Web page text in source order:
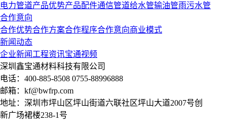
电力管道产品优势产品配件通信管道给水管输油管雨污水管
合作意向
合作优势合作方案合作程序合作意向商业模式
新闻动态
企业新闻 工程资讯宝通视频
深圳鑫宝通材料科技有限公司
电话：400-885-8508 0755-88996888
邮箱：kf@bwfrp.com
地址：深圳市坪山区坪山街道六联社区坪山大道2007号创
新广场裙楼238-1号